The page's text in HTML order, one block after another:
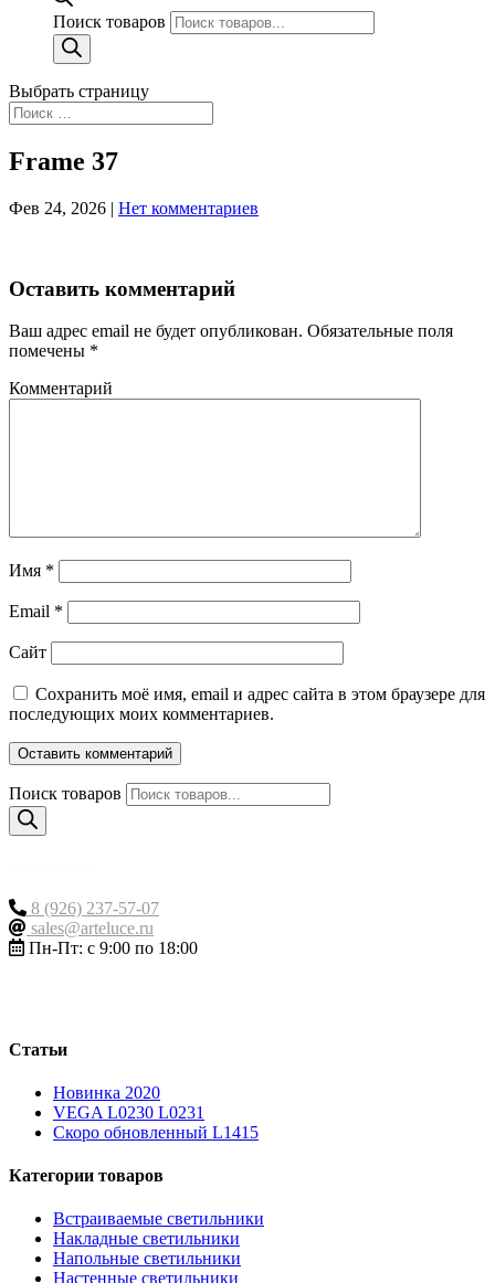
Поиск товаров
Выбрать страницу
Frame 37
Фев 24, 2026 | Нет комментариев
Оставить комментарий
Ваш адрес email не будет опубликован. Обязательные поля
помечены *
Комментарий
Имя *
Email *
Сайт
Сохранить моё имя, email и адрес сайта в этом браузере для
последующих моих комментариев.
Поиск товаров
8 (926) 237-57-07
sales@arteluce.ru
Пн-Пт: с 9:00 по 18:00
Статьи
Новинка 2020
VEGA L0230 L0231
Скоро обновленный L1415
Категории товаров
Встраиваемые светильники
Накладные светильники
Напольные светильники
Настенные светильники